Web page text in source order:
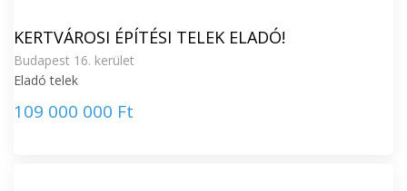
KERTVÁROSI ÉPÍTÉSI TELEK ELADÓ!
Budapest 16. kerület
Eladó telek
109 000 000 Ft